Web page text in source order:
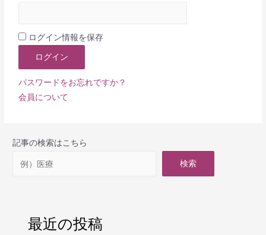
ログイン情報を保存
パスワードをお忘れですか？
会員について
記事の検索はこちら
検索
最近の投稿